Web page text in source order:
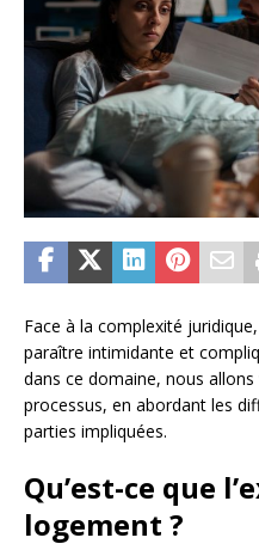
Face à la complexité
paraître intimidante et
dans ce domaine, nous
processus, en abordant les
parties impliquées.
Qu’est-ce que
logement ?